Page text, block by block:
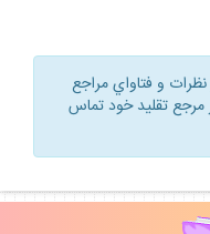
نظرات و فتاواي مراجع
مرجع تقليد خود تماس